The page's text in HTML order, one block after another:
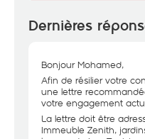
Dernières
Bonjour Mohamed,
Afin de résilier votre
une lettre
votre engagement
La lettre doit être
Immeuble Zenith,